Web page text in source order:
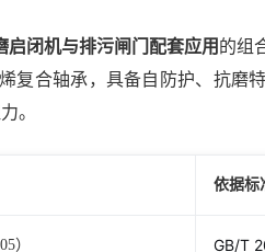
闭机与排污闸门配套应用 的组
合轴承，具备自防护、抗磨
。
依据标
） GB/T